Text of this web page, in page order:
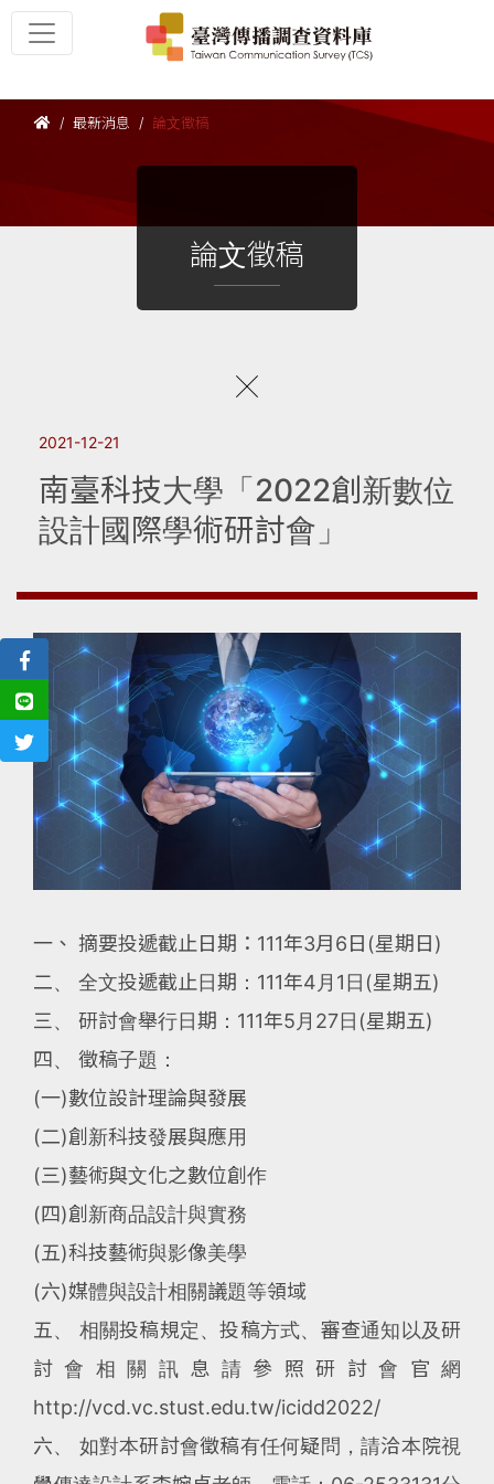
最新消息 論文徵稿
論文徵稿
2021-12-21
南臺科技大學「2022創新數位
設計國際學術研討會」
一、 摘要投遞截止日期：111年3月6日(星期日)
二、 全文投遞截止日期：111年4月1日(星期五)
三、 研討會舉行日期：111年5月27日(星期五)
四、 徵稿子題：
(一)數位設計理論與發展
(二)創新科技發展與應用
(三)藝術與文化之數位創作
(四)創新商品設計與實務
(五)科技藝術與影像美學
(六)媒體與設計相關議題等領域
五、 相關投稿規定、投稿方式、審查通知以及研
討會相關訊息請參照研討會官網
http://vcd.vc.stust.edu.tw/icidd2022/
六、 如對本研討會徵稿有任何疑問，請洽本院視